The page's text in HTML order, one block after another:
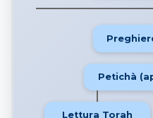
Petichà
Lettura Torah